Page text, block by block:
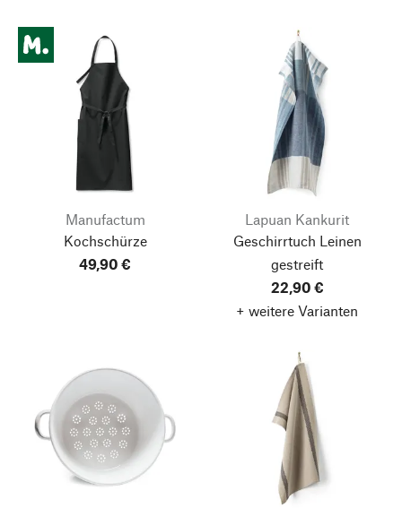
Manufactum
Kochschürze
49,90 €
Lapuan Kankurit
Geschirrtuch Leinen
gestreift
22,90 €
+ weitere Varianten